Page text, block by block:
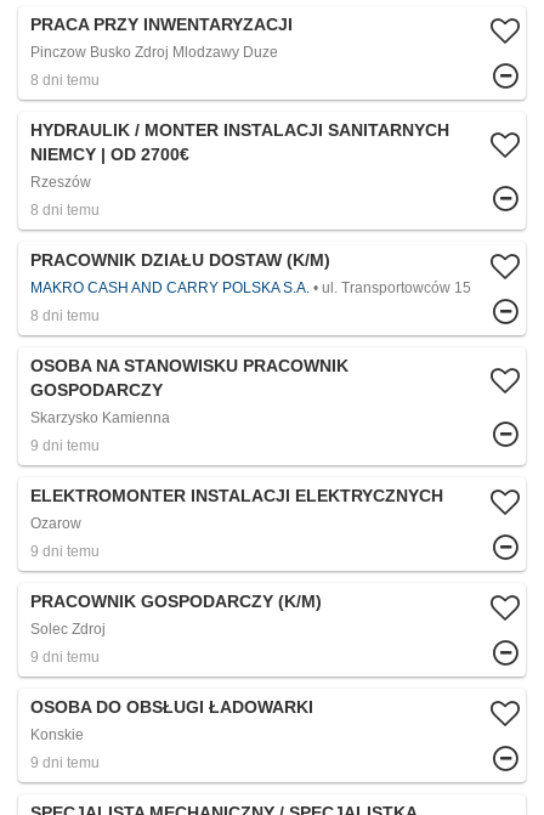
PRACA PRZY INWENTARYZACJI
Pinczow Busko Zdroj Mlodzawy Duze
8 dni temu
HYDRAULIK / MONTER INSTALACJI SANITARNYCH
NIEMCY | OD 2700€
Rzeszów
8 dni temu
PRACOWNIK DZIAŁU DOSTAW (K/M)
MAKRO CASH AND CARRY POLSKA S.A.
ul. Transportowców 15
8 dni temu
OSOBA NA STANOWISKU PRACOWNIK
GOSPODARCZY
Skarzysko Kamienna
9 dni temu
ELEKTROMONTER INSTALACJI ELEKTRYCZNYCH
Ozarow
9 dni temu
PRACOWNIK GOSPODARCZY (K/M)
Solec Zdroj
9 dni temu
OSOBA DO OBSŁUGI ŁADOWARKI
Konskie
9 dni temu